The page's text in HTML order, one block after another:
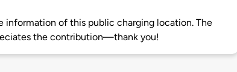
information of this public charging location. The
the contribution—thank you!